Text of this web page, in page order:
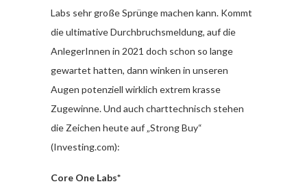
Labs sehr große Sprünge machen kann. Kommt
die ultimative Durchbruchsmeldung, auf die
AnlegerInnen in 2021 doch schon so lange
gewartet hatten, dann winken in unseren
Augen potenziell wirklich extrem krasse
Zugewinne. Und auch charttechnisch stehen
die Zeichen heute auf „Strong Buy“
(Investing.com):
Core One Labs*